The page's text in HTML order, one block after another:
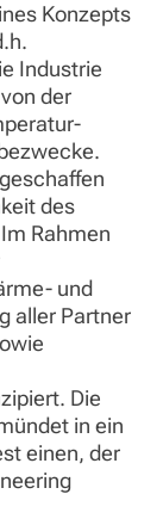
Konzepts
Industrie
der
des
Rahmen
und
aller Partner
Die
in ein
einen, der